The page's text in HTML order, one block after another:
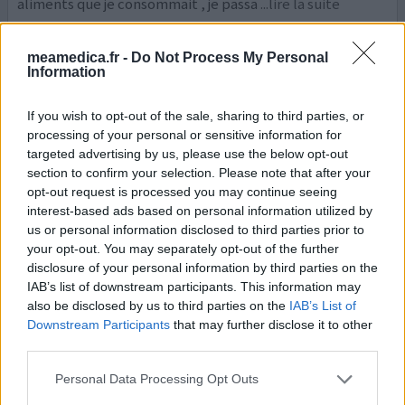
meamedica.fr - Do Not Process My Personal
Information
If you wish to opt-out of the sale, sharing to third parties, or
processing of your personal or sensitive information for
targeted advertising by us, please use the below opt-out
section to confirm your selection. Please note that after your
opt-out request is processed you may continue seeing
interest-based ads based on personal information utilized by
us or personal information disclosed to third parties prior to
your opt-out. You may separately opt-out of the further
disclosure of your personal information by third parties on the
IAB’s list of downstream participants. This information may
also be disclosed by us to third parties on the IAB’s List of
Downstream Participants that may further disclose it to other
Personal Data Processing Opt Outs
0 réactions
Epitomax
12/04/2017 | Femme | 25
topiramate (50mg)
Migraine
Efficacité
Quantité effets secondaires
Ma très courte expérience d'Epitomax ! Une
véritablement mésaventure . Pourtant j'en attendais
beaucoup de ce médicament concernant mes migraines
chroniques. Première prise hier soir (soit 11/04/17) et déjà
les choses commencent, une heure après la prise du
comprimé 50mg, j'ai du allé uriner au moins 5/6 fois en